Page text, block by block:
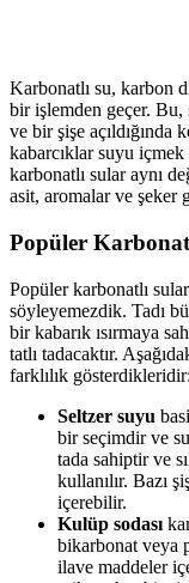
Karbonatlı su, karbon
bir işlemden geçer.
ve bir şişe açıldığında
kabarcıklar suyu
karbonatlı sular aynı
asit, aromalar ve şeker
Popüler
Popüler karbonatlı
söyleyemezdik. Tadı
bir kabarık ısırmaya
tatlı tadacaktır.
farklılık gösterdikleridir:
Seltzer suyu
bir seçimdir ve
tada sahiptir ve
kullanılır. Bazı
içerebilir.
Kulüp sodası
bikarbonat veya
ilave maddeler